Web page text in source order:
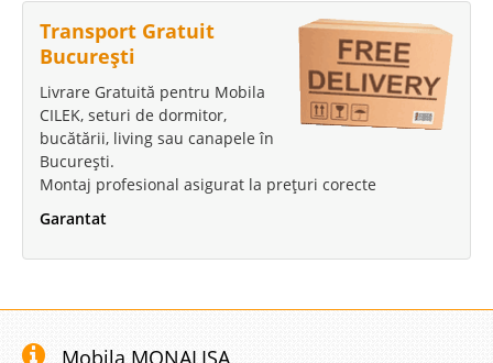
Transport Gratuit
București
Livrare Gratuită pentru Mobila
CILEK, seturi de dormitor,
bucătării, living sau canapele în
București.
Montaj profesional asigurat la prețuri corecte
Garantat